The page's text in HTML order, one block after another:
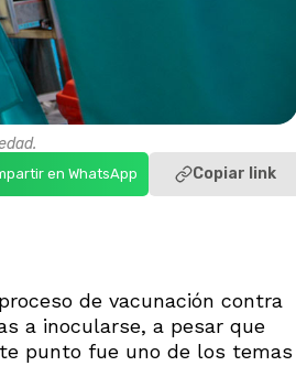
en WhatsApp Copiar link
de vacunación contra
a inocularse, a pesar que
punto fue uno de los temas